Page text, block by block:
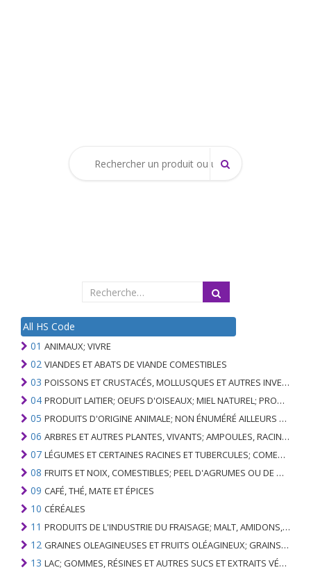
All HS Code
01 ANIMAUX; VIVRE
02 VIANDES ET ABATS DE VIANDE COMESTIBLES
03 POISSONS ET CRUSTACÉS, MOLLUSQUES ET AUTRES INVERTÉBRÉS AQUATIQUES
04 PRODUIT LAITIER; OEUFS D'OISEAUX; MIEL NATUREL; PRODUITS COMESTIBLES D'ORIGINE ANIMALE, NON ÉNUMÉRÉS AILLEURS OU INCLUS
05 PRODUITS D'ORIGINE ANIMALE; NON ÉNUMÉRÉ AILLEURS OU INCLUS
06 ARBRES ET AUTRES PLANTES, VIVANTS; AMPOULES, RACINES ET ANALOGUES; FLEURS COUPEES ET FEUILLAGE ORNEMENTAL
07 LÉGUMES ET CERTAINES RACINES ET TUBERCULES; COMESTIBLE
08 FRUITS ET NOIX, COMESTIBLES; PEEL D'AGRUMES OU DE MELONS
09 CAFÉ, THÉ, MATE ET ÉPICES
10 CÉRÉALES
11 PRODUITS DE L'INDUSTRIE DU FRAISAGE; MALT, AMIDONS, INULINE, GLUTEN DE BLÉ
12 GRAINES OLEAGINEUSES ET FRUITS OLÉAGINEUX; GRAINS DIVERS, GRAINES ET FRUITS, PLANTES INDUSTRIELLES OU MÉDICINALES; PAILLE ET FOURRAGE
13 LAC; GOMMES, RÉSINES ET AUTRES SUCS ET EXTRAITS VÉGÉTAUX